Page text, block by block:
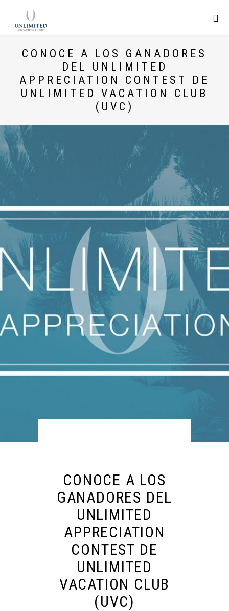
CONOCE A LOS GANADORES
DEL UNLIMITED
APPRECIATION CONTEST DE
UNLIMITED VACATION CLUB
(UVC)
CONOCE A LOS
GANADORES DEL
UNLIMITED
APPRECIATION
CONTEST DE
UNLIMITED
VACATION CLUB
(UVC)